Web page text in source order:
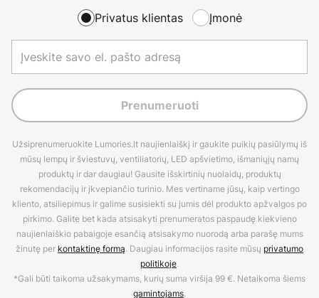
Privatus klientas Įmonė
Prenumeruoti
Užsiprenumeruokite Lumories.lt naujienlaiškį ir gaukite puikių pasiūlymų iš
mūsų lempų ir šviestuvų, ventiliatorių, LED apšvietimo, išmaniųjų namų
produktų ir dar daugiau! Gausite išskirtinių nuolaidų, produktų
rekomendacijų ir įkvepiančio turinio. Mes vertiname jūsų, kaip vertingo
kliento, atsiliepimus ir galime susisiekti su jumis dėl produkto apžvalgos po
pirkimo. Galite bet kada atsisakyti prenumeratos paspaudę kiekvieno
naujienlaiškio pabaigoje esančią atsisakymo nuorodą arba parašę mums
žinutę per kontaktinę formą. Daugiau informacijos rasite mūsų privatumo
politikoje.
*Gali būti taikoma užsakymams, kurių suma viršija 99 €. Netaikoma šiems
gamintojams.